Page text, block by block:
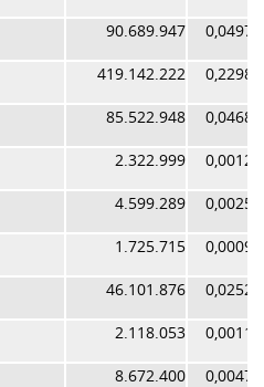
90.689.947
419.142.222
85.522.948
2.322.999
4.599.289
1.725.715
46.101.876
2.118.053
8.672.400